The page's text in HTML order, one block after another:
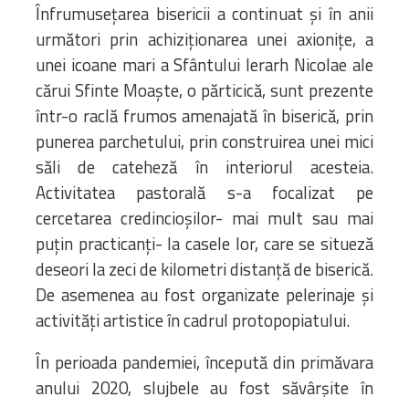
Înfrumusețarea bisericii a continuat și în anii
următori prin achiziționarea unei axionițe, a
unei icoane mari a Sfântului Ierarh Nicolae ale
cărui Sfinte Moaște, o părticică, sunt prezente
într-o raclă frumos amenajată în biserică, prin
punerea parchetului, prin construirea unei mici
săli de cateheză în interiorul acesteia.
Activitatea pastorală s-a focalizat pe
cercetarea credincioșilor- mai mult sau mai
puțin practicanți- la casele lor, care se situeză
deseori la zeci de kilometri distanță de biserică.
De asemenea au fost organizate pelerinaje și
activități artistice în cadrul protopopiatului.
În perioada pandemiei, începută din primăvara
anului 2020, slujbele au fost săvârșite în